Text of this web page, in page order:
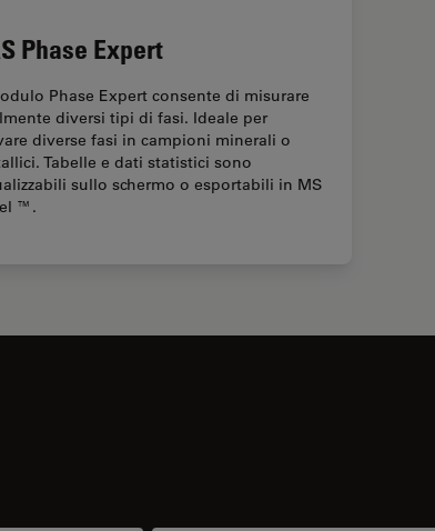
Phase Expert
Phase Expert consente di misurare
diversi tipi di fasi. Ideale per
diverse fasi in campioni minerali o
Tabelle e dati statistici sono
sullo schermo o esportabili in MS
™.